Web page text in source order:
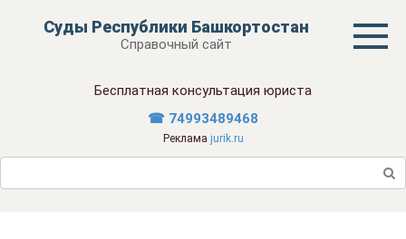
Суды Республики Башкортостан
Справочный сайт
Бесплатная консультация юриста
☎ 74993489468
Реклама jurik.ru
Поиск: